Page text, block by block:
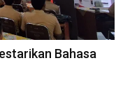
Bahasa